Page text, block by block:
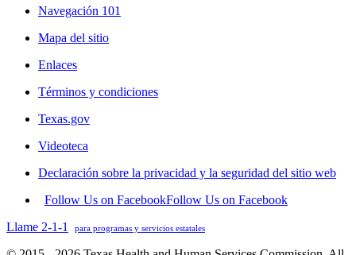
Navegación 101
Mapa del sitio
Enlaces
Términos y condiciones
Texas.gov
Videoteca
Declaración sobre la privacidad y la seguridad del sitio web
Follow Us on FacebookFollow Us on Facebook
Llame 2-1-1
para programas y servicios estatales